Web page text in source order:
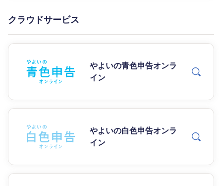
クラウドサービス
やよいの青色申告オンラ
イン
やよいの白色申告オンラ
イン